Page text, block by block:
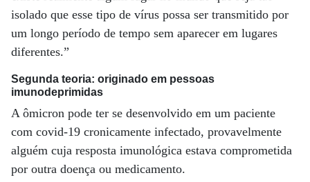
isolado que esse tipo de vírus possa ser transmitido por
um longo período de tempo sem aparecer em lugares
diferentes.”
Segunda teoria: originado em pessoas
imunodeprimidas
A ômicron pode ter se desenvolvido em um paciente
com covid-19 cronicamente infectado, provavelmente
alguém cuja resposta imunológica estava comprometida
por outra doença ou medicamento.